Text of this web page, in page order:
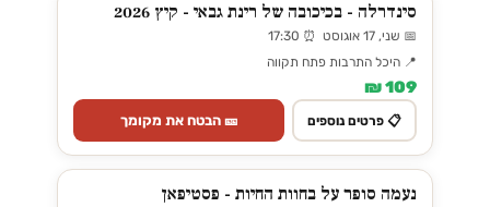
סינדרלה - בכיכובה של רינת גבאי - קיץ 2026
📅 שני, 17 אוגוסט ⏰ 17:30
📍 היכל התרבות פתח תקווה
109 ₪
📋 פרטים נוספים 🎫 הבטח את מקומך
נעמה סופר על בחוות החיות - פסטיפאן